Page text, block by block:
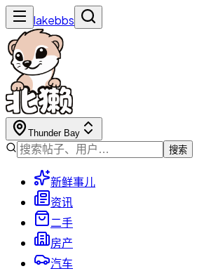
lakebbs
Thunder Bay
搜索
新鲜事儿
资讯
二手
房产
汽车